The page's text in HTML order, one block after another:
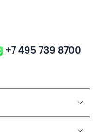
+7 495 739 8700